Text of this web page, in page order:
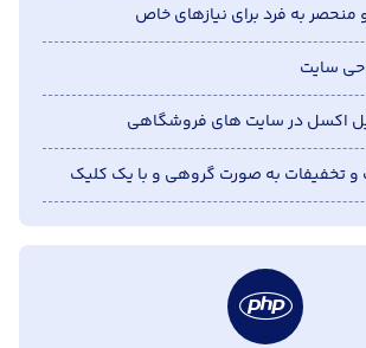
به فرد برای نیازهای خاص
سایت
اکسل در سایت های فروشگاهی
و تخفیفات به صورت گروهی و با یک کلیک